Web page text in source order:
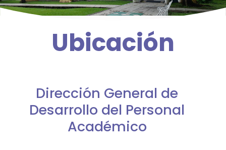
Ubicación
Dirección General de
Desarrollo del Personal
Académico